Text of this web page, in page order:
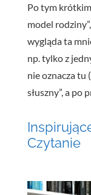
Po tym
model
wygląda ta
np. tylko z
nie oznacza tu
słuszny”, a po
Czytanie